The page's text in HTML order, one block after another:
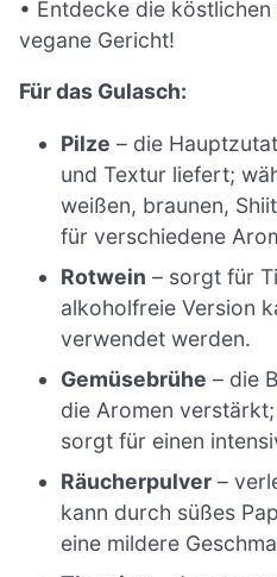
• Entdecke die
vegane Gericht!
Für das Gulasch:
Pilze – die
und Textur liefert;
weißen, braunen,
für verschiedene
Rotwein – sorgt für
alkoholfreie Version
verwendet werden.
Gemüsebrühe – die
die Aromen
sorgt für einen
Räucherpulver –
kann durch süßes
eine mildere